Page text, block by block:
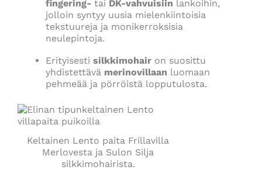
fingering- tai DK-vahvuisiin lankoihin,
jolloin syntyy uusia mielenkiintoisia
tekstuureja ja monikerroksisia
neulepintoja.
Erityisesti silkkimohair on suosittu
yhdistettävä merinovillaan luomaan
pehmeää ja pörröistä lopputulosta.
Keltainen Lento paita Frillavilla
Merlovesta ja Sulon Silja
silkkimohairista.